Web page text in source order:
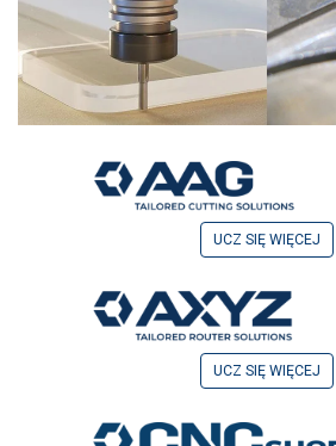
UCZ SIĘ WIĘCEJ
UCZ SIĘ WIĘCEJ